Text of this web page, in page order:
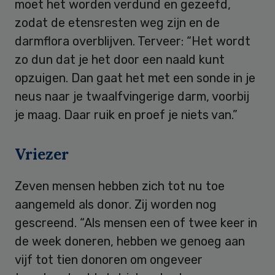
moet het worden verdund en gezeefd,
zodat de etensresten weg zijn en de
darmflora overblijven. Terveer: “Het wordt
zo dun dat je het door een naald kunt
opzuigen. Dan gaat het met een sonde in je
neus naar je twaalfvingerige darm, voorbij
je maag. Daar ruik en proef je niets van.”
Vriezer
Zeven mensen hebben zich tot nu toe
aangemeld als donor. Zij worden nog
gescreend. “Als mensen een of twee keer in
de week doneren, hebben we genoeg aan
vijf tot tien donoren om ongeveer